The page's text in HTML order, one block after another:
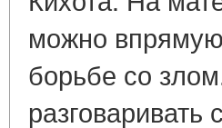
можно впрямую
борьбе со